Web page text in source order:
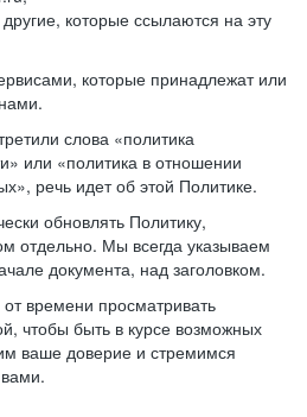
которые ссылаются на эту
которые принадлежат или
слова «политика
или «политика в отношении
речь идет об этой Политике.
обновлять Политику,
отдельно. Мы всегда указываем
документа, над заголовком.
времени просматривать
чтобы быть в курсе возможных
ваше доверие и стремимся